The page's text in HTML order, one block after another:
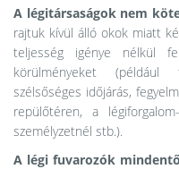
A légitársaságok nem
rajtuk kívül álló okok miatt
teljesség igénye nélkül
körülményeket (például
szélsőséges időjárás,
repülőtéren, a
személyzetnél stb.).
A légi fuvarozók